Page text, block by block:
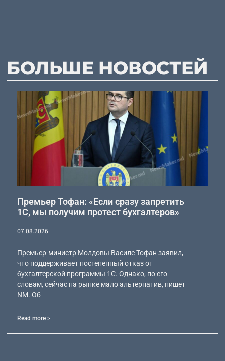
БОЛЬШЕ НОВОСТЕЙ
Премьер Тофан: «Если сразу запретить
1С, мы получим протест бухгалтеров»
07.08.2026
Премьер-министр Молдовы Василе Тофан заявил,
что поддерживает постепенный отказ от
бухгалтерской программы 1С. Однако, по его
словам, сейчас на рынке мало альтернатив, пишет
NM. Об
Read more >